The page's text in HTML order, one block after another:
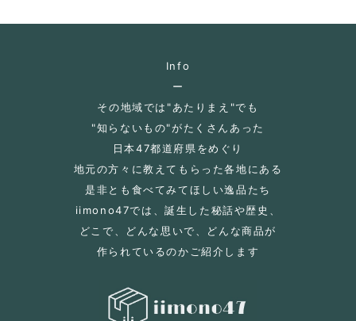
Info
ー
その地域では"あたりまえ"でも
"知らないもの"がたくさんあった
日本47都道府県をめぐり
地元の方々に教えてもらった各地にある
是非とも食べてみてほしい逸品たち
iimono47では、誕生した秘話や歴史、
どこで、どんな思いで、どんな商品が
作られているのかご紹介します